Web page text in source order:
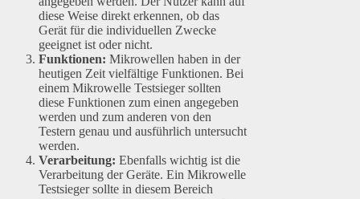
diese Weise direkt erkennen, ob das
Gerät für die individuellen Zwecke
geeignet ist oder nicht.
Funktionen: Mikrowellen haben in der
heutigen Zeit vielfältige Funktionen. Bei
einem Mikrowelle Testsieger sollten
diese Funktionen zum einen angegeben
werden und zum anderen von den
Testern genau und ausführlich untersucht
werden.
Verarbeitung: Ebenfalls wichtig ist die
Verarbeitung der Geräte. Ein Mikrowelle
Testsieger sollte in diesem Bereich